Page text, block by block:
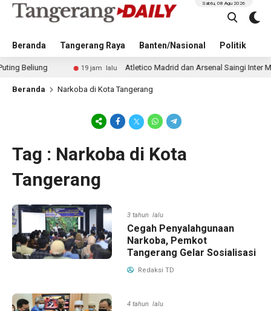
Beranda Tangerang Raya Banten/Nasional Politik
Sabtu, 08 Agu 2026
19 jam lalu Atletico Madrid dan Arsenal Saingi Inter Milan
Beranda Narkoba di Kota Tangerang
Tag : Narkoba di Kota
Tangerang
3 tahun lalu
Cegah Penyalahgunaan
Narkoba, Pemkot
Tangerang Gelar Sosialisasi
Redaksi TD
4 tahun lalu